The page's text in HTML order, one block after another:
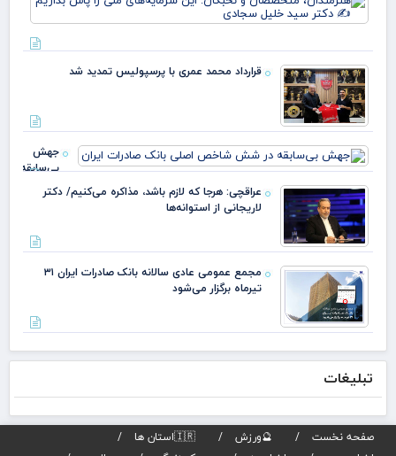
قرارداد محمد عمری با پرسپولیس تمدید شد
جهش
بی‌سابقه
در شش
شاخص
صادرات
عراقچی: هرجا که لازم باشد، مذاکره می‌کنیم/ دکتر
لاریجانی از استوانه‌ها
مجمع عمومی عادی سالانه بانک صادرات ایران ۳۱
تیرماه برگزار می‌شود
تبلیغات
صفحه نخست 🔮ورزش
🇮🇷استان ها